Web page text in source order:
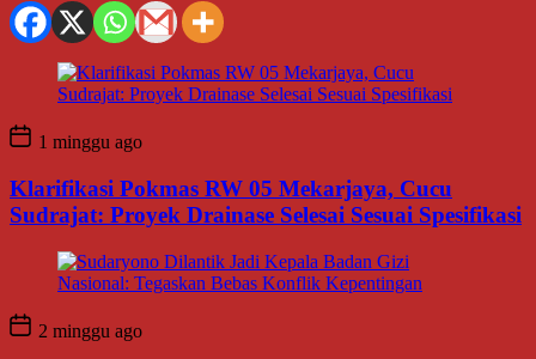
1 minggu ago
Klarifikasi Pokmas RW 05 Mekarjaya, Cucu
Sudrajat: Proyek Drainase Selesai Sesuai Spesifikasi
2 minggu ago